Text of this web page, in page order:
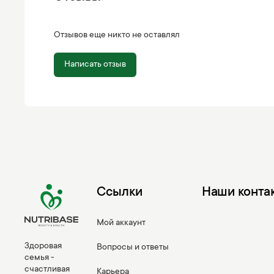
Отзывов еще никто не оставлял
Написать отзыв
Здоровая
семья -
счастливая
Ссылки
Мой аккаунт
Вопросы и ответы
Наши